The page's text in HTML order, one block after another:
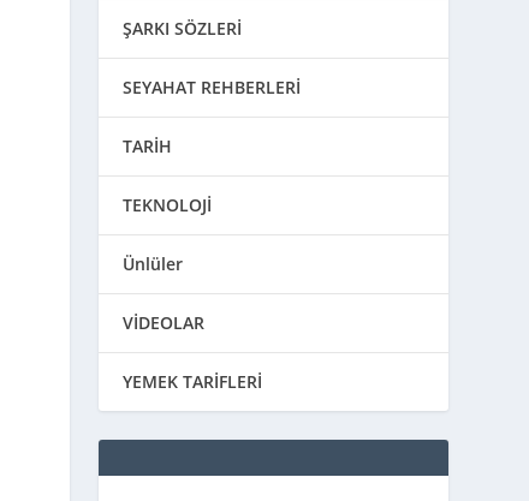
ŞARKI SÖZLERİ
SEYAHAT REHBERLERİ
TARİH
TEKNOLOJİ
Ünlüler
VİDEOLAR
YEMEK TARİFLERİ